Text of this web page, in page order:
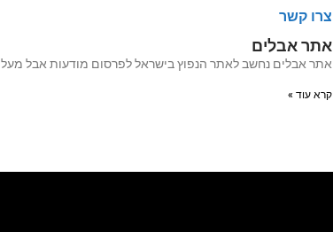
צרו קשר
אתר אבלים
אתר אבלים נחשב לאתר הנפוץ בישראל לפרסום מודעות אבל מעל 20 שנה האתר עבר לאחרונה שדרוג מערכות על מנת שכל
קרא עוד »